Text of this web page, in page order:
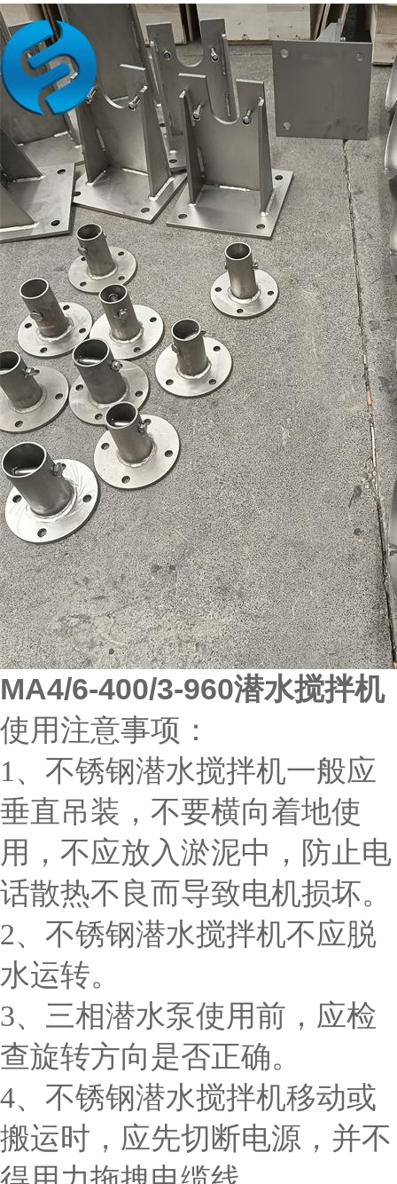
MA4/6-400/3-960潜水搅拌机
使用注意事项：
1、不锈钢潜水搅拌机一般应
垂直吊装，不要横向着地使
用，不应放入淤泥中，防止电
话散热不良而导致电机损坏。
2、不锈钢潜水搅拌机不应脱
水运转。
3、三相潜水泵使用前，应检
查旋转方向是否正确。
4、不锈钢潜水搅拌机移动或
搬运时，应先切断电源，并不